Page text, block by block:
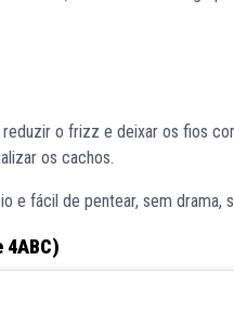
o frizz e deixar os fios
os cachos.
e fácil de pentear, sem drama,
4ABC)